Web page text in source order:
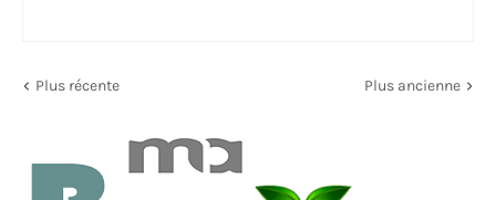
Plus récente Plus ancienne